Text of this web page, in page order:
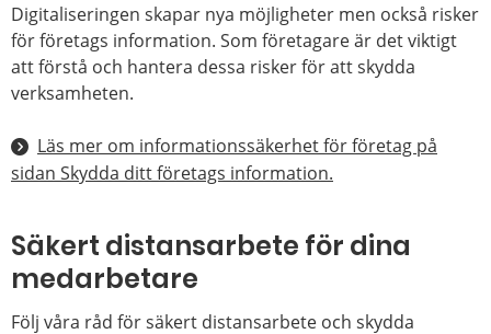
Digitaliseringen skapar nya möjligheter men också risker
för företags information. Som företagare är det viktigt
att förstå och hantera dessa risker för att skydda
verksamheten.
Läs mer om informationssäkerhet för företag på
sidan Skydda ditt företags information.
Säkert distansarbete för dina
medarbetare
Följ våra råd för säkert distansarbete och skydda